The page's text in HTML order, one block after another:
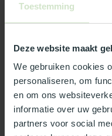
Toestemming
Deze website maakt
We gebruiken cookies
personaliseren, om
en om ons
informatie over uw
partners voor social
Specificaties
Reviews